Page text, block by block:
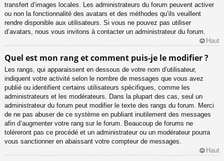
transfert d’images locales. Les administrateurs du forum peuvent activer
ou non la fonctionnalité des avatars et des méthodes qu’ils veuillent
rendre disponible aux utilisateurs. Si vous ne pouvez pas utiliser
d’avatars, nous vous invitons à contacter un administrateur du forum.
Haut
Quel est mon rang et comment puis-je le modifier ?
Les rangs, qui apparaissent en dessous de votre nom d’utilisateur,
indiquent votre activité selon le nombre de messages que vous avez
publié ou identifient certains utilisateurs spécifiques, comme les
administrateurs et les modérateurs. Dans la plupart des cas, seul un
administrateur du forum peut modifier le texte des rangs du forum. Merci
de ne pas abuser de ce système en publiant inutilement des messages
afin d’augmenter votre rang sur le forum. Beaucoup de forums ne
toléreront pas ce procédé et un administrateur ou un modérateur pourra
vous sanctionner en abaissant votre compteur de messages.
Haut